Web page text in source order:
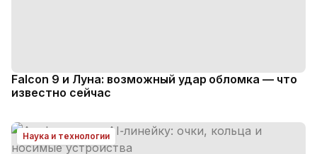
Falcon 9 и Луна: возможный удар обломка — что
известно сейчас
Наука и технологии